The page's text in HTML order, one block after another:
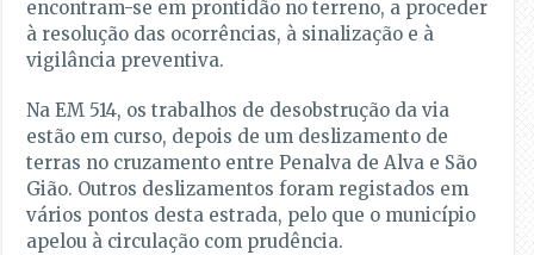
encontram-se em prontidão no terreno, a proceder
à resolução das ocorrências, à sinalização e à
vigilância preventiva.
Na EM 514, os trabalhos de desobstrução da via
estão em curso, depois de um deslizamento de
terras no cruzamento entre Penalva de Alva e São
Gião. Outros deslizamentos foram registados em
vários pontos desta estrada, pelo que o município
apelou à circulação com prudência.